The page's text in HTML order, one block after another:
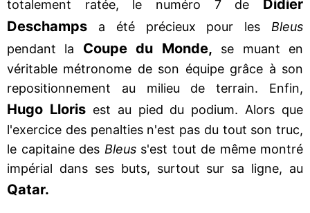
totalement ratée, le numéro 7 de Didier
Deschamps a été précieux pour les Bleus
pendant la Coupe du Monde, se muant en
véritable métronome de son équipe grâce à son
repositionnement au milieu de terrain. Enfin,
Hugo Llorisest au pied du podium. Alors que
l'exercice des penalties n'est pas du tout son truc,
le capitaine des Bleuss'est tout de même montré
impérial dans ses buts, surtout sur sa ligne, au
Qatar.